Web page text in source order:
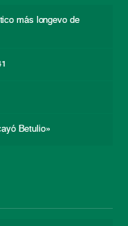
más longevo de
Betulio»